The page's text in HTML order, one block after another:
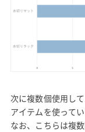
次に複数個使用し
アイテムを使って
なお、こちらは複